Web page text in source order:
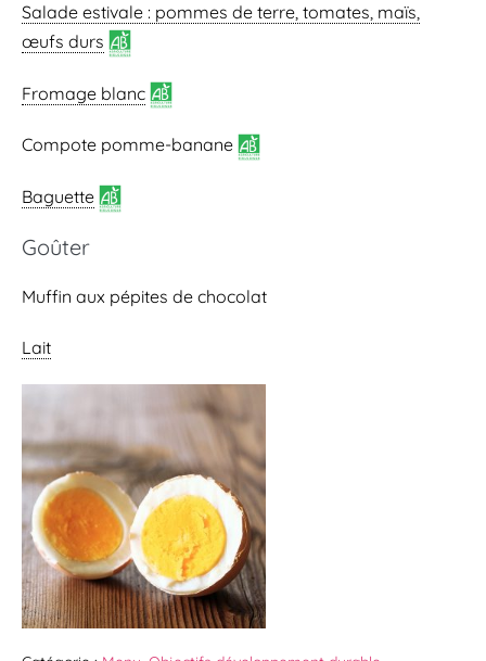
Salade estivale : pommes de terre, tomates, maïs,
œufs durs
Fromage blanc
Compote pomme-banane
Baguette
Goûter
Muffin aux pépites de chocolat
Lait